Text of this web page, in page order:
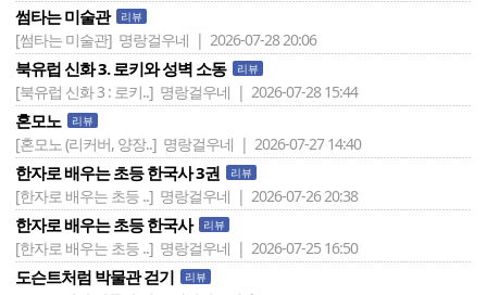
썸타는 미술관 리뷰
[썸타는 미술관] 명랑걸우네 | 2026-07-28 20:06
북유럽 신화 3. 로키와 성벽 소동 리뷰
[북유럽 신화 3 : 로키..] 명랑걸우네 | 2026-07-28 15:44
혼모노 리뷰
[혼모노 (리커버, 양장..] 명랑걸우네 | 2026-07-27 14:40
한자로 배우는 초등 한국사 3권 리뷰
[한자로 배우는 초등 ..] 명랑걸우네 | 2026-07-26 20:38
한자로 배우는 초등 한국사 리뷰
[한자로 배우는 초등 ..] 명랑걸우네 | 2026-07-25 16:50
도슨트처럼 박물관 걷기 리뷰